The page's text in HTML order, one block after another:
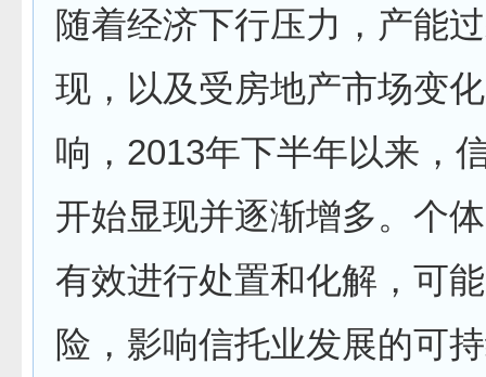
随着经济下行压力，产能
现，以及受房地产市场变
响，2013年下半年以来，
开始显现并逐渐增多。个
有效进行处置和化解，可
险，影响信托业发展的可